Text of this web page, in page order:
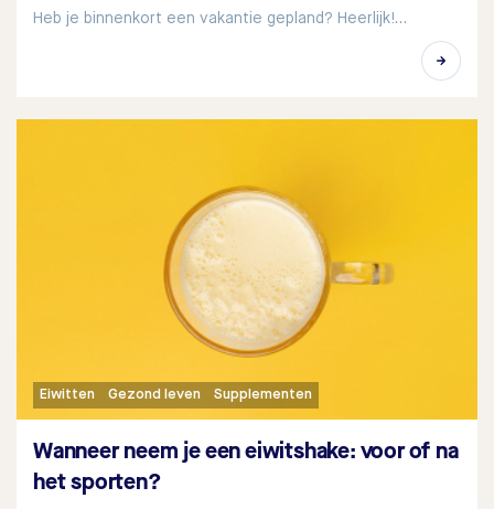
Heb je binnenkort een vakantie gepland? Heerlijk!…
Eiwitten Gezond leven Supplementen
Wanneer neem je een eiwitshake: voor of na
het sporten?